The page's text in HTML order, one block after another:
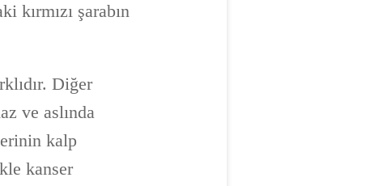
kırmızı şarabın
Diğer
ve aslında
kalp
kanser